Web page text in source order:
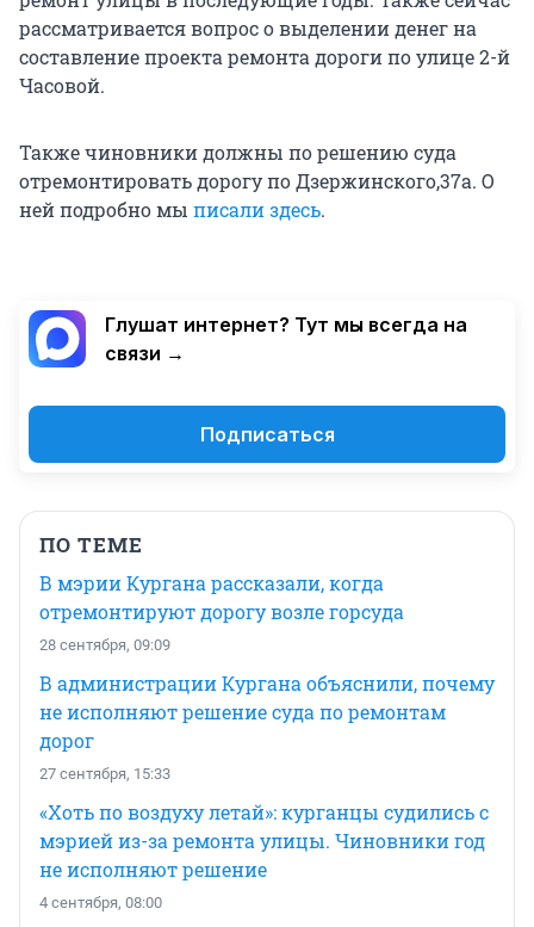
рассматривается вопрос о выделении денег на
составление проекта ремонта дороги по улице 2-й
Часовой.
Также чиновники должны по решению суда
отремонтировать дорогу по Дзержинского,37а. О
ней подробно мы писали здесь.
Глушат интернет? Тут мы всегда на
связи →
Подписаться
ПО ТЕМЕ
В мэрии Кургана рассказали, когда
отремонтируют дорогу возле горсуда
28 сентября, 09:09
В администрации Кургана объяснили, почему
не исполняют решение суда по ремонтам
дорог
27 сентября, 15:33
«Хоть по воздуху летай»: курганцы судились с
мэрией из-за ремонта улицы. Чиновники год
не исполняют решение
4 сентября, 08:00